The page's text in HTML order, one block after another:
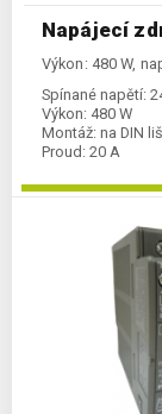
Napájecí
Výkon: 480 W,
Spínané napětí:
Výkon: 480 W
Montáž: na DIN
Proud: 20 A